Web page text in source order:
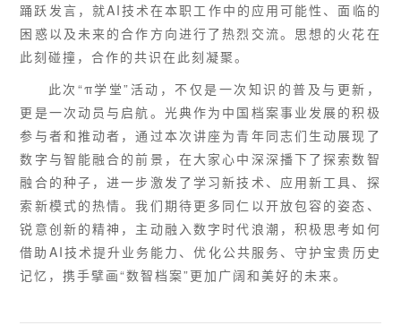
踊跃发言，就AI技术在本职工作中的应用可能性、面临的
困惑以及未来的合作方向进行了热烈交流。思想的火花在
此刻碰撞，合作的共识在此刻凝聚。
此次“π学堂”活动，不仅是一次知识的普及与更新，
更是一次动员与启航。光典作为中国档案事业发展的积极
参与者和推动者，通过本次讲座为青年同志们生动展现了
数字与智能融合的前景，在大家心中深深播下了探索数智
融合的种子，进一步激发了学习新技术、应用新工具、探
索新模式的热情。我们期待更多同仁以开放包容的姿态、
锐意创新的精神，主动融入数字时代浪潮，积极思考如何
借助AI技术提升业务能力、优化公共服务、守护宝贵历史
记忆，携手擘画“数智档案”更加广阔和美好的未来。